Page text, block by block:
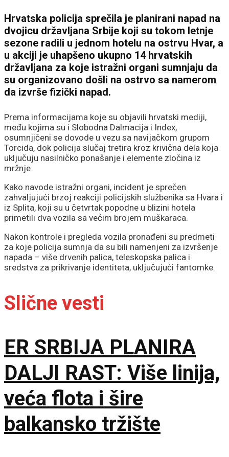
Hrvatska policija sprečila je planirani napad na
dvojicu državljana Srbije koji su tokom letnje
sezone radili u jednom hotelu na ostrvu Hvar, a
u akciji je uhapšeno ukupno 14 hrvatskih
državljana za koje istražni organi sumnjaju da
su organizovano došli na ostrvo sa namerom
da izvrše fizički napad.
Prema informacijama koje su objavili hrvatski mediji,
među kojima su i Slobodna Dalmacija i Index,
osumnjičeni se dovode u vezu sa navijačkom grupom
Torcida, dok policija slučaj tretira kroz krivična dela koja
uključuju nasilničko ponašanje i elemente zločina iz
mržnje.
Kako navode istražni organi, incident je sprečen
zahvaljujući brzoj reakciji policijskih službenika sa Hvara i
iz Splita, koji su u četvrtak popodne u blizini hotela
primetili dva vozila sa većim brojem muškaraca.
Nakon kontrole i pregleda vozila pronađeni su predmeti
za koje policija sumnja da su bili namenjeni za izvršenje
napada – više drvenih palica, teleskopska palica i
sredstva za prikrivanje identiteta, uključujući fantomke.
Slične vesti
ER SRBIJA PLANIRA
DALJI RAST: Više linija,
veća flota i šire
balkansko tržište